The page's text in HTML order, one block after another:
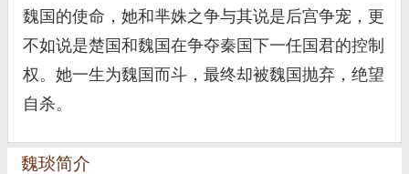
魏国的使命，她和芈姝之争与其说是后宫争宠，更
不如说是楚国和魏国在争夺秦国下一任国君的控制
权。她一生为魏国而斗，最终却被魏国抛弃，绝望
自杀。
魏琰简介